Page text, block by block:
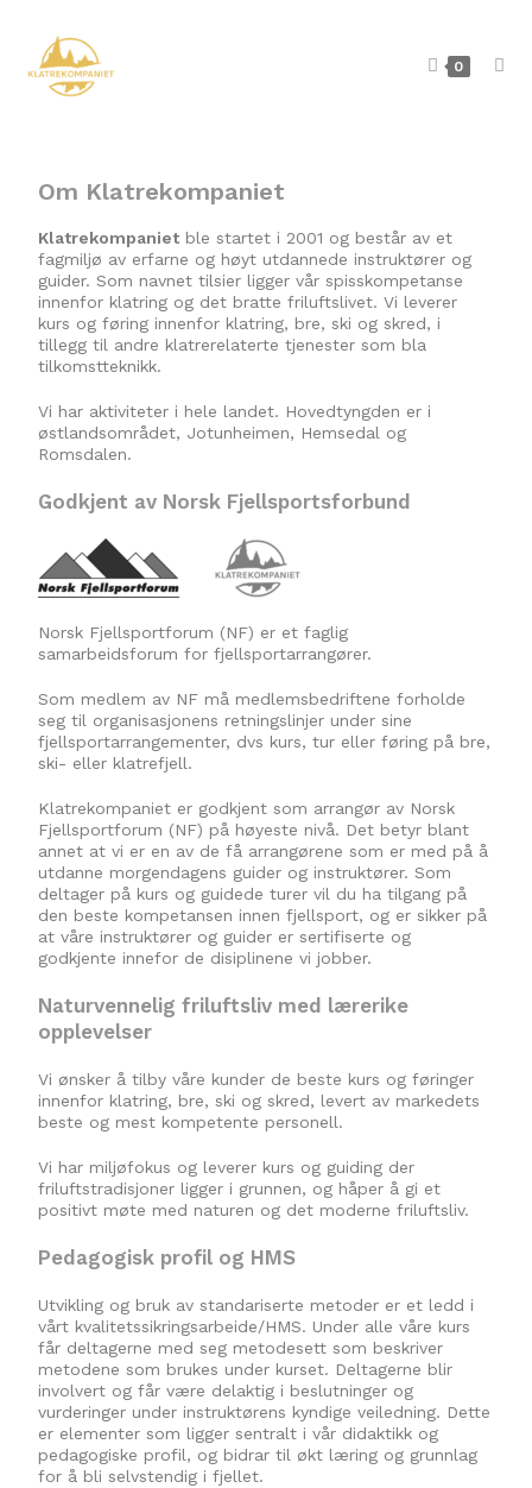
0
Om Klatrekompaniet
Klatrekompaniet ble startet i 2001 og består av et
fagmiljø av erfarne og høyt utdannede instruktører og
guider. Som navnet tilsier ligger vår spisskompetanse
innenfor klatring og det bratte friluftslivet. Vi leverer
kurs og føring innenfor klatring, bre, ski og skred, i
tillegg til andre klatrerelaterte tjenester som bla
tilkomstteknikk.
Vi har aktiviteter i hele landet. Hovedtyngden er i
østlandsområdet, Jotunheimen, Hemsedal og
Romsdalen.
Godkjent av Norsk Fjellsportsforbund
Norsk Fjellsportforum (NF) er et faglig
samarbeidsforum for fjellsportarrangører.
Som medlem av NF må medlemsbedriftene forholde
seg til organisasjonens retningslinjer under sine
fjellsportarrangementer, dvs kurs, tur eller føring på bre,
ski- eller klatrefjell.
Klatrekompaniet er godkjent som arrangør av Norsk
Fjellsportforum (NF) på høyeste nivå. Det betyr blant
annet at vi er en av de få arrangørene som er med på å
utdanne morgendagens guider og instruktører. Som
deltager på kurs og guidede turer vil du ha tilgang på
den beste kompetansen innen fjellsport, og er sikker på
at våre instruktører og guider er sertifiserte og
godkjente innefor de disiplinene vi jobber.
Naturvennelig friluftsliv med lærerike
opplevelser
Vi ønsker å tilby våre kunder de beste kurs og føringer
innenfor klatring, bre, ski og skred, levert av markedets
beste og mest kompetente personell.
Vi har miljøfokus og leverer kurs og guiding der
friluftstradisjoner ligger i grunnen, og håper å gi et
positivt møte med naturen og det moderne friluftsliv.
Pedagogisk profil og HMS
Utvikling og bruk av standariserte metoder er et ledd i
vårt kvalitetssikringsarbeide/HMS. Under alle våre kurs
får deltagerne med seg metodesett som beskriver
metodene som brukes under kurset. Deltagerne blir
involvert og får være delaktig i beslutninger og
vurderinger under instruktørens kyndige veiledning. Dette
er elementer som ligger sentralt i vår didaktikk og
pedagogiske profil, og bidrar til økt læring og grunnlag
for å bli selvstendig i fjellet.